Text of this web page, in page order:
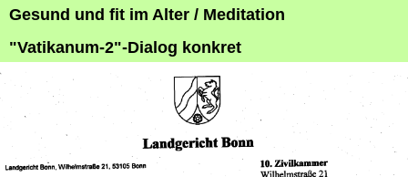
Gesund und fit im Alter / Meditation
"Vatikanum-2"-Dialog konkret